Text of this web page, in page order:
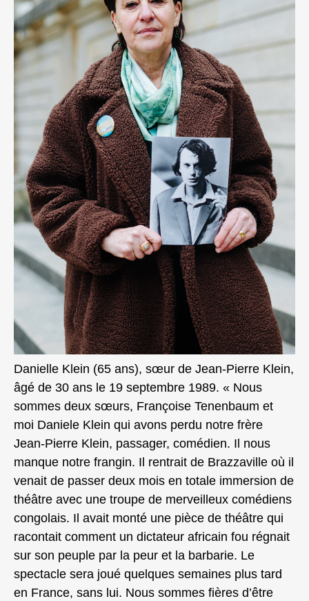
Danielle Klein (65 ans), sœur de Jean-Pierre Klein,
âgé de 30 ans le 19 septembre 1989. « Nous
sommes deux sœurs, Françoise Tenenbaum et
moi Daniele Klein qui avons perdu notre frère
Jean-Pierre Klein, passager, comédien. Il nous
manque notre frangin. Il rentrait de Brazzaville où il
venait de passer deux mois en totale immersion de
théâtre avec une troupe de merveilleux comédiens
congolais. Il avait monté une pièce de théâtre qui
racontait comment un dictateur africain fou régnait
sur son peuple par la peur et la barbarie. Le
spectacle sera joué quelques semaines plus tard
en France, sans lui. Nous sommes fières d’être